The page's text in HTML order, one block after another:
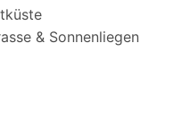
& Sonnenliegen